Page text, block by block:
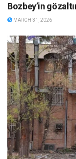
Bozbey’in
MARCH 31, 2026